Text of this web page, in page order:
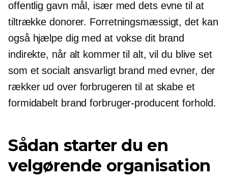
offentlig gavn mål, især med dets evne til at
tiltrække donorer. Forretningsmæssigt, det kan
også hjælpe dig med at vokse dit brand
indirekte, når alt kommer til alt, vil du blive set
som et socialt ansvarligt brand med evner, der
rækker ud over forbrugeren til at skabe et
formidabelt brandforbruger-producent forhold.
Sådan starter du en
velgørende organisation